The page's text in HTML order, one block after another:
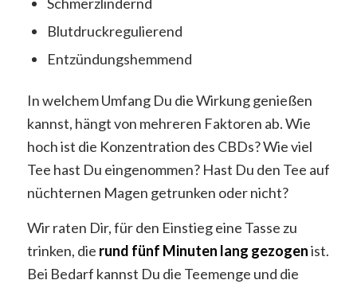
Blutdruckregulierend
Entzündungshemmend
In welchem Umfang Du die Wirkung genießen
kannst, hängt von mehreren Faktoren ab. Wie
hoch ist die Konzentration des CBDs? Wie viel
Tee hast Du eingenommen? Hast Du den Tee auf
nüchternen Magen getrunken oder nicht?
Wir raten Dir, für den Einstieg eine Tasse zu
trinken, die rund fünf Minuten lang gezogenist.
Bei Bedarf kannst Du die Teemenge und die